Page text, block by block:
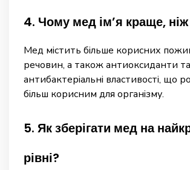
4. Чому мед ім’я краще,
Мед містить більше корисних
речовин, а також антиоксиданти та
антибактеріальні властивості, що
більш корисним для організму.
5. Як зберігати мед на
рівні?